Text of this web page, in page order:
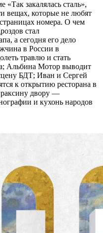
закалялась сталь»,
вещах, которые не любят
номера. О чем
стал
а сегодня его дело
в России в
травлю и стать
Альбина Мотор выводит
БДТ; Иван и Сергей
к открытию ресторана в
двору —
и кухонь народов